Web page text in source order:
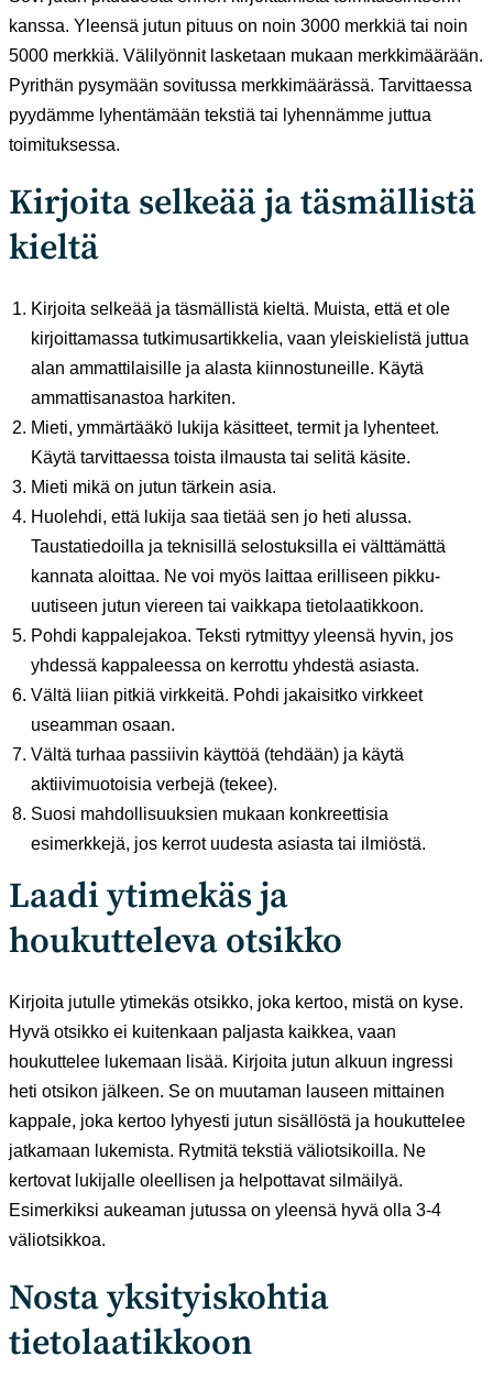
kanssa. Yleensä jutun pituus on noin 3000 merkkiä tai noin
5000 merkkiä. Välilyönnit lasketaan mukaan merkkimäärään.
Pyrithän pysymään sovitussa merkkimäärässä. Tarvittaessa
pyydämme lyhentämään tekstiä tai lyhennämme juttua
toimituksessa.
Kirjoita selkeää ja täsmällistä
kieltä
Kirjoita selkeää ja täsmällistä kieltä. Muista, että et ole
kirjoittamassa tutkimusartikkelia, vaan yleiskielistä juttua
alan ammattilaisille ja alasta kiinnostuneille. Käytä
ammattisanastoa harkiten.
Mieti, ymmärtääkö lukija käsitteet, termit ja lyhenteet.
Käytä tarvittaessa toista ilmausta tai selitä käsite.
Mieti mikä on jutun tärkein asia.
Huolehdi, että lukija saa tietää sen jo heti alussa.
Taustatiedoilla ja teknisillä selostuksilla ei välttämättä
kannata aloittaa. Ne voi myös laittaa erilliseen pikku-
uutiseen jutun viereen tai vaikkapa tietolaatikkoon.
Pohdi kappalejakoa. Teksti rytmittyy yleensä hyvin, jos
yhdessä kappaleessa on kerrottu yhdestä asiasta.
Vältä liian pitkiä virkkeitä. Pohdi jakaisitko virkkeet
useamman osaan.
Vältä turhaa passiivin käyttöä (tehdään) ja käytä
aktiivimuotoisia verbejä (tekee).
Suosi mahdollisuuksien mukaan konkreettisia
esimerkkejä, jos kerrot uudesta asiasta tai ilmiöstä.
Laadi ytimekäs ja
houkutteleva otsikko
Kirjoita jutulle ytimekäs otsikko, joka kertoo, mistä on kyse.
Hyvä otsikko ei kuitenkaan paljasta kaikkea, vaan
houkuttelee lukemaan lisää. Kirjoita jutun alkuun ingressi
heti otsikon jälkeen. Se on muutaman lauseen mittainen
kappale, joka kertoo lyhyesti jutun sisällöstä ja houkuttelee
jatkamaan lukemista. Rytmitä tekstiä väliotsikoilla. Ne
kertovat lukijalle oleellisen ja helpottavat silmäilyä.
Esimerkiksi aukeaman jutussa on yleensä hyvä olla 3-4
väliotsikkoa.
Nosta yksityiskohtia
tietolaatikkoon